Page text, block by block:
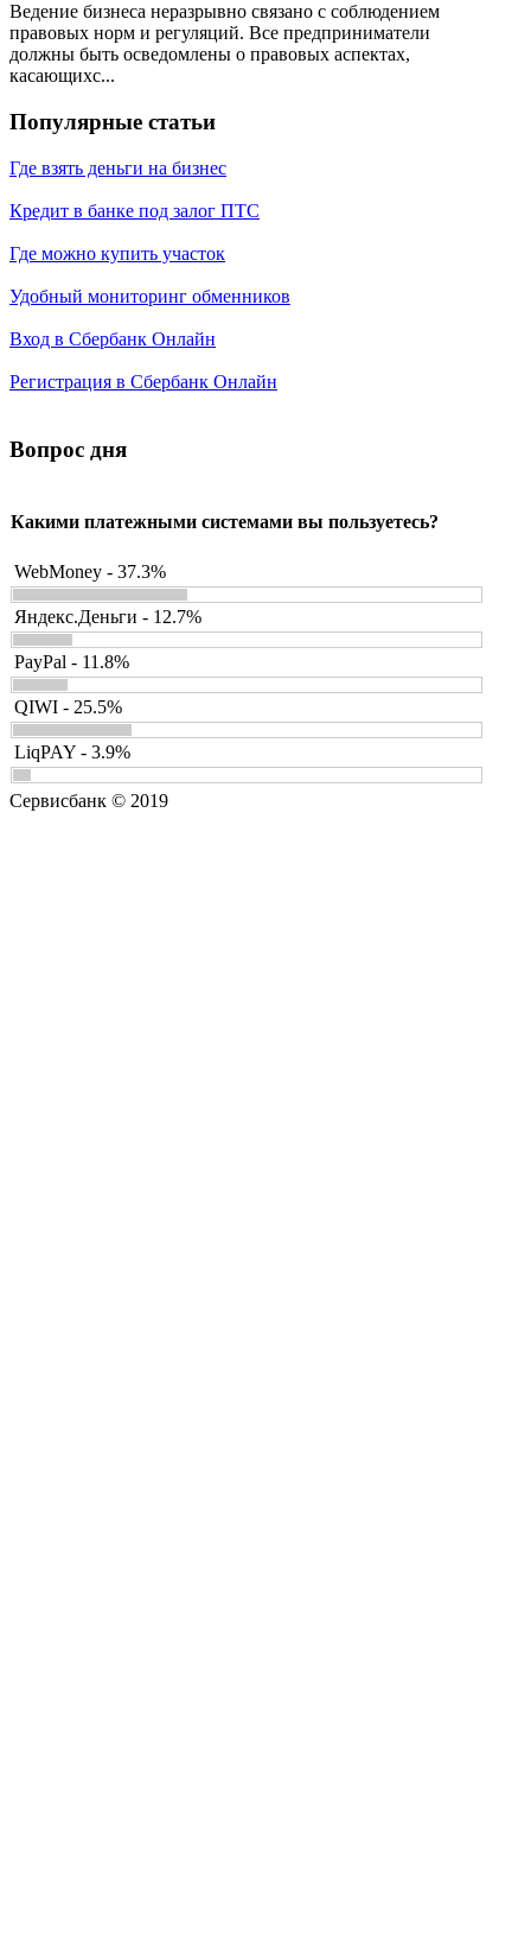
Ведение бизнеса неразрывно связано с соблюдением
правовых норм и регуляций. Все предприниматели
должны быть осведомлены о правовых аспектах,
касающихс...
Популярные статьи
Где взять деньги на бизнес
Кредит в банке под залог ПТС
Где можно купить участок
Удобный мониторинг обменников
Вход в Сбербанк Онлайн
Регистрация в Сбербанк Онлайн
Вопрос дня
Какими платежными системами вы пользуетесь?
WebMoney - 37.3%
Яндекс.Деньги - 12.7%
PayPal - 11.8%
QIWI - 25.5%
LiqPAY - 3.9%
Сервисбанк © 2019